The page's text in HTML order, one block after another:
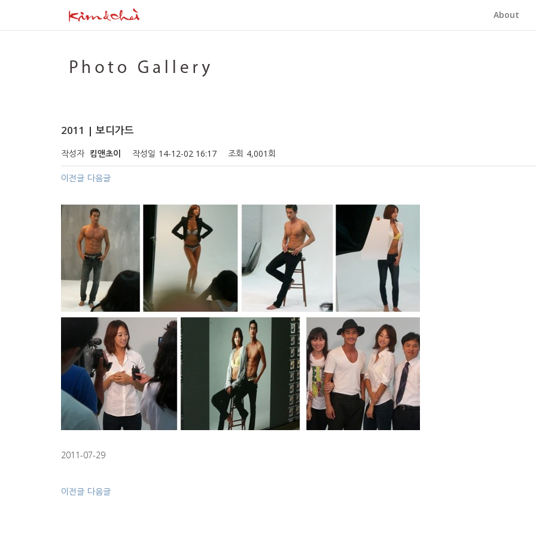
About
2011 | 보디가드
작성자 킴앤초이 작성일 14-12-02 16:17 조회 4,001회
이전글 다음글
2011-07-29
이전글 다음글